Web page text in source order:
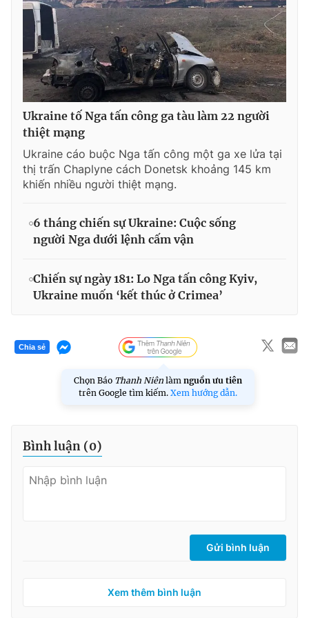
Ukraine tố Nga tấn công ga tàu làm 22 người
thiệt mạng
Ukraine cáo buộc Nga tấn công một ga xe lửa tại
thị trấn Chaplyne cách Donetsk khoảng 145 km
khiến nhiều người thiệt mạng.
6 tháng chiến sự Ukraine: Cuộc sống
người Nga dưới lệnh cấm vận
Chiến sự ngày 181: Lo Nga tấn công Kyiv,
Ukraine muốn ‘kết thúc ở Crimea’
Chia sẻ
Chọn Báo Thanh Niên làm nguồn ưu tiên
trên Google tìm kiếm. Xem hướng dẫn.
Bình luận (0)
Gửi bình luận
Xem thêm bình luận